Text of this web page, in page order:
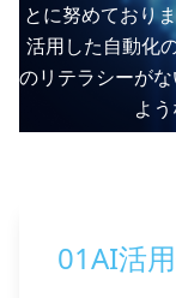
とに努めており
活用した自動化
のリテラシーが
よ
01AI活